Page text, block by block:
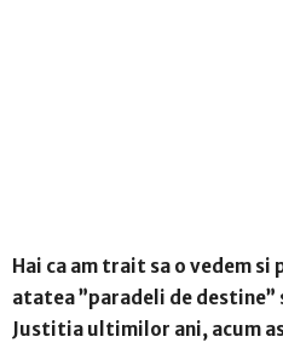
Hai ca am trait sa o vedem si
atatea ”paradeli de
Justitia ultimilor ani, acum